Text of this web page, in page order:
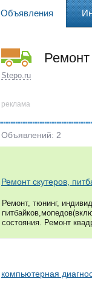
Объявления
Stepo.ru
реклама
Объявлений: 2
Ремонт скутеров,
Ремонт, тюнинг,
состояния. Ремонт
компьютерная